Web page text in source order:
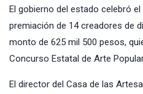
El gobierno del estado celebró el
premiación de 14 creadores de
monto de 625 mil 500 pesos,
Concurso Estatal de Arte
El director del Casa de las